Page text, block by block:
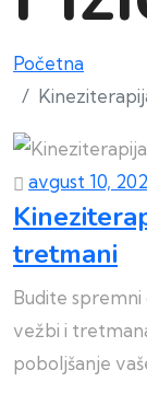
Početna
avgust 10,
tretmani
Budite
vežbi i
poboljšanje